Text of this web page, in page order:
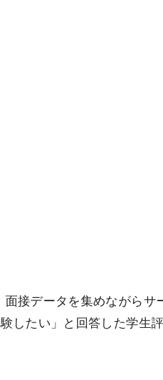
接データを集めながら
したい」と回答した学生